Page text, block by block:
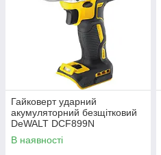
Гайковерт ударний
акумуляторний безщітковий
DeWALT DCF899N
В наявності